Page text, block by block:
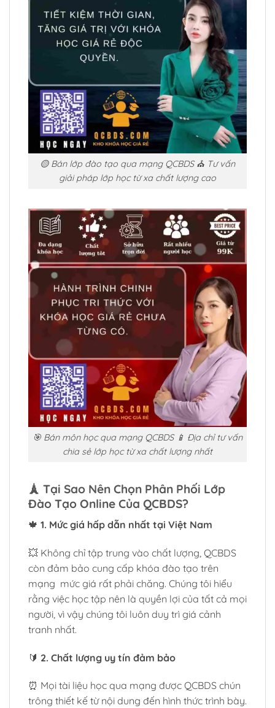
🟡 Bán lớp đào tạo qua mạng QCBDS ⛪ Tư vấn
giải pháp lớp học từ xa chất lượng cao
🎯 Bán môn học qua mạng QCBDS 📱 Địa chỉ tư vấn
chia sẻ lớp học từ xa chất lượng nhất
🗼 Tại Sao Nên Chọn Phân Phối Lớp
Đào Tạo Online Của QCBDS?
🍁 1. Mức giá hấp dẫn nhất tại Việt Nam
💥 Không chỉ tập trung vào chất lượng, QCBDS
còn đảm bảo cung cấp khóa đào tạo trên
mạng mức giá rất phải chăng. Chúng tôi hiểu
rằng việc học tập nên là quyền lợi của tất cả mọi
người, vì vậy chúng tôi luôn duy trì giá cảnh
tranh nhất.
🔰 2. Chất lượng uy tín đảm bảo
⏰ Mọi tài liệu học qua mạng được QCBDS chún
trông thiết kế từ nội dung đến hình thức trình bày.